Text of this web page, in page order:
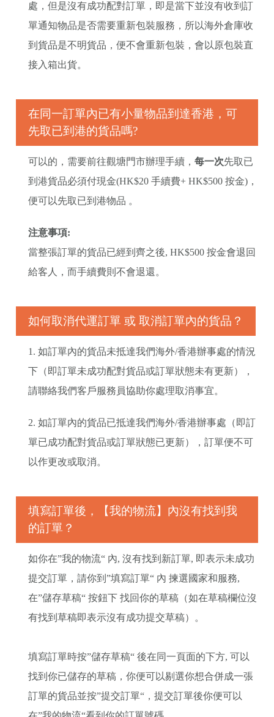
處，但是沒有成功配對訂單，即是當下並沒有收到訂
單通知物品是否需要重新包裝服務，所以海外倉庫收
到貨品是不明貨品，便不會重新包裝，會以原包裝直
接入箱出貨。
在同一訂單內已有小量物品到達香港，可
先取已到港的貨品嗎?
可以的，需要前往觀塘門市辦理手續， 每一次先取已
到港貨品必須付現金(HK$20 手續費+ HK$500 按金)，
便可以先取已到港物品 。
注意事項:
當整張訂單的貨品已經到齊之後, HK$500 按金會退回
給客人，而手續費則不會退還。
如何取消代運訂單 或 取消訂單內的貨品？
1. 如訂單內的貨品未抵達我們海外/香港辦事處的情況
下（即訂單未成功配對貨品或訂單狀態未有更新），
請聯絡我們客戶服務員協助你處理取消事宜。
2. 如訂單內的貨品已抵達我們海外/香港辦事處（即訂
單已成功配對貨品或訂單狀態已更新），訂單便不可
以作更改或取消。
填寫訂單後，【我的物流】內沒有找到我
的訂單？
如你在”我的物流“ 內, 沒有找到新訂單, 即表示未成功
提交訂單，請你到”填寫訂單“ 內 揀選國家和服務,
在”儲存草稿“ 按鈕下 找回你的草稿（如在草稿欄位沒
有找到草稿即表示沒有成功提交草稿）。
填寫訂單時按”儲存草稿“ 後在同一頁面的下方, 可以
找到你已儲存的草稿，你便可以剔選你想合併成一張
訂單的貨品並按”提交訂單“，提交訂單後你便可以